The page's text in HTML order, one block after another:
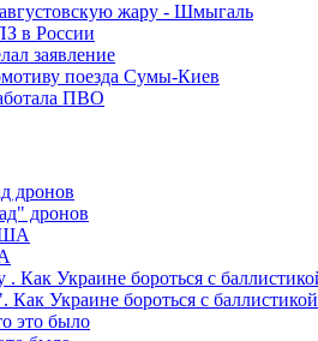
жару - Шмыгаль
в России
заявление
поезда Сумы-Киев
ПВО
дронов
Как Украине бороться с баллистикой